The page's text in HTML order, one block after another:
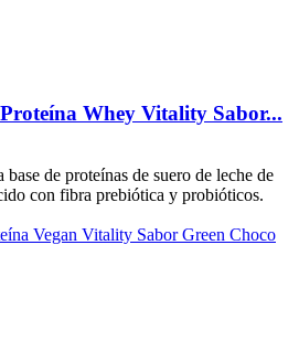
Whey Vitality Sabor...
de proteínas de suero de leche de
con fibra prebiótica y probióticos.